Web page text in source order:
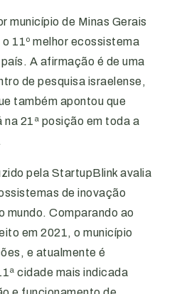
município de Minas Gerais
11º melhor ecossistema
A afirmação é de uma
de pesquisa israelense,
também apontou que
na 21ª posição em toda a
pela StartupBlink avalia
de inovação
mundo. Comparando ao
em 2021, o município
e atualmente é
cidade mais indicada